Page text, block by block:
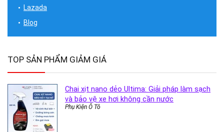
Lazada
Blog
TOP SẢN PHẨM GIẢM GIÁ
Chai xịt nano dẻo Ultima: Giải pháp làm sạch
và bảo vệ xe hơi không cần nước
Phụ Kiện Ô Tô